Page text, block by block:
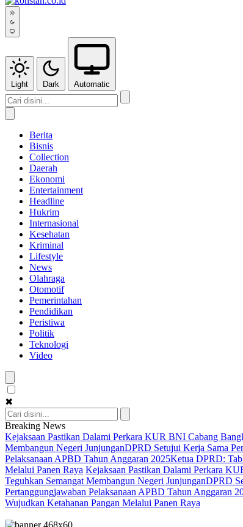
Light Dark Automatic
Berita
Bisnis
Collection
Daerah
Ekonomi
Entertainment
Headline
Hukrim
Internasional
Kesehatan
Kriminal
Lifestyle
News
Olahraga
Otomotif
Pemerintahan
Pendidikan
Peristiwa
Politik
Teknologi
Video
✖
Breaking News
Kejaksaan Pastikan Dalami Perkara KUR BNI Cabang
Membangun Negeri JunjunganDPRD Setujui Kerja Sama
Pelaksanaan APBD Tahun Anggaran 2025Ketua DPRD:
Melalui Panen Raya Kejaksaan Pastikan Dalami Perkara
Teguhkan Semangat Membangun Negeri JunjunganDPRD
Pertanggungjawaban Pelaksanaan APBD Tahun Anggaran
Wujudkan Ketahanan Pangan Melalui Panen Raya